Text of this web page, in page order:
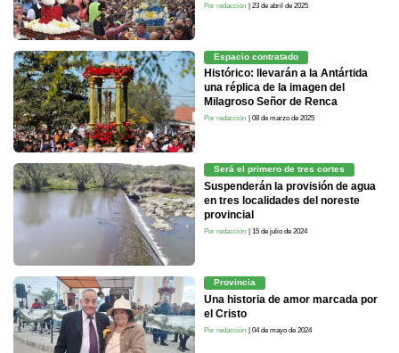
Por redacción | 23 de abril de 2025
Espacio contratado
Histórico: llevarán a la Antártida
una réplica de la imagen del
Milagroso Señor de Renca
Por redacción | 08 de marzo de 2025
Será el primero de tres cortes
Suspenderán la provisión de agua
en tres localidades del noreste
provincial
Por redacción | 15 de julio de 2024
Provincia
Una historia de amor marcada por
el Cristo
Por redacción | 04 de mayo de 2024